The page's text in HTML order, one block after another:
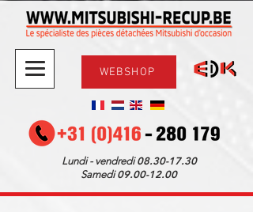
WEBSHOP
Lundi - vendredi08.30-17.30
Samedi09.00-12.00